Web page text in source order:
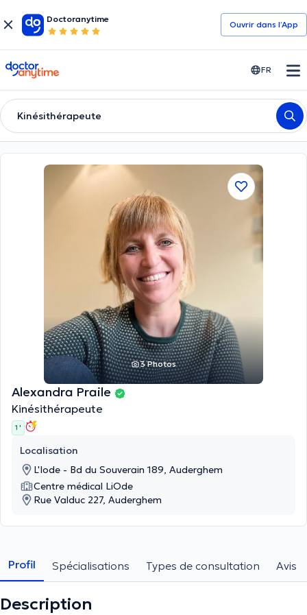
Doctoranytime
Ouvrir dans l’App
doctoranytime FR
Kinésithérapeute
3 Photos
Alexandra Praile
Kinésithérapeute
1 '
Localisation
L'Iode - Bd du Souverain 189, Auderghem
Centre médical LiOde
Rue Valduc 227, Auderghem
Profil Spécialisations Types de consultation Avis
Description